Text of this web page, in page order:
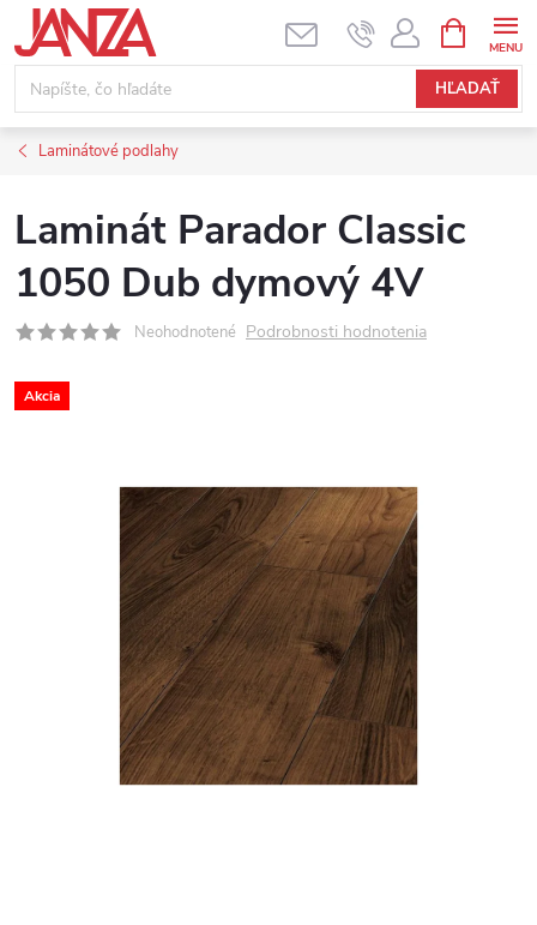
Prejsť na obsah
HĽADAŤ
Laminátové podlahy
Laminát Parador Classic
1050 Dub dymový 4V
Neohodnotené Podrobnosti hodnotenia
Akcia